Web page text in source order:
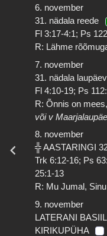
6. november
31. nädala reede
Fl 3:17-4:1; Ps
R: Lähme
7. november
31. nädala laupäev
Fl 4:10-19; Ps
R: Õnnis on
või v
8. november
╬ AASTARINGI
Trk 6:12-16; Ps
25:1-13
R: Mu Jumal,
9. november
LATERANI
KIRIKUPÜHA